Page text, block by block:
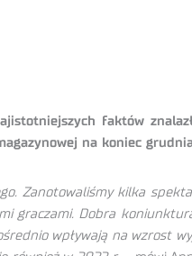
faktów
na koniec
Zanotowaliśmy kilka
graczami. Dobra
wpływają na wzrost